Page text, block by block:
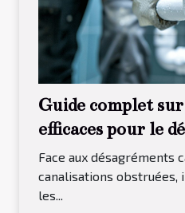
Guide complet
efficaces pour le
canalisations
Face aux désagréments
canalisations obstruées,
les...